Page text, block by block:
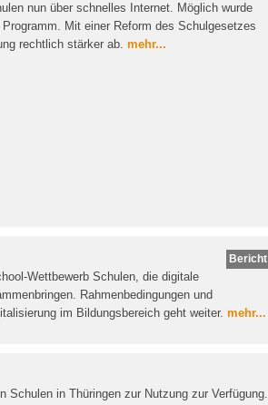
nun über schnelles Internet. Möglich wurde
Mit einer Reform des Schulgesetzes
rechtlich stärker ab. mehr...
Bericht
Wettbewerb Schulen, die digitale
Rahmenbedingungen und
im Bildungsbereich geht weiter. mehr...
in Thüringen zur Nutzung zur Verfügung.